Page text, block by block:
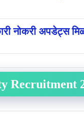
नोकरी अपडेट्स
Recruitment